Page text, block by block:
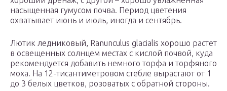
насыщенная гумусом почва. Период цветения
охватывает июнь и июль, иногда и сентябрь.
Лютик ледниковый, Ranunculus glacialis хорошо растет
в освещенных солнцем местах с кислой почвой, куда
рекомендуется добавить немного торфа и торфяного
моха. На 12-тисантиметровом стебле вырастают от 1
до 3 белых цветков, розоватых с обратной стороны.